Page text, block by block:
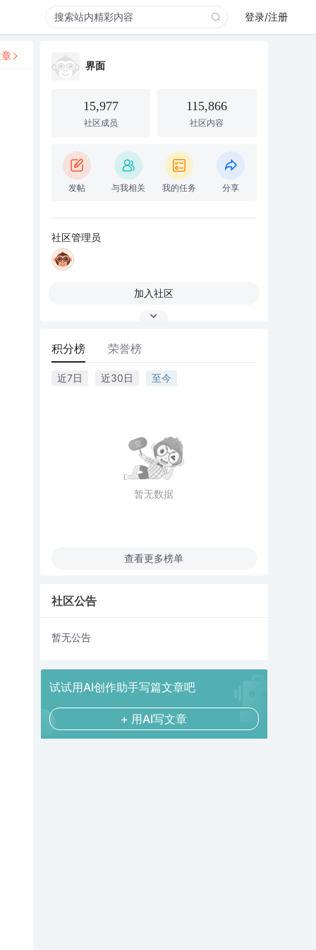
登录/注册
界面
15,977
社区成员
115,866
社区内容
发帖 与我相关 我的任务 分享
社区管理员
加入社区
积分榜 荣誉榜
近7日 近30日 至今
暂无数据
查看更多榜单
社区公告
暂无公告
试试用AI创作助手写篇文章吧
+ 用AI写文章